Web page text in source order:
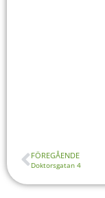
FÖREGÅENDE
Doktorsgatan 4